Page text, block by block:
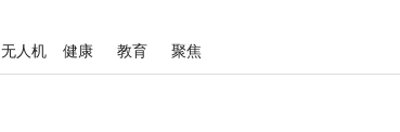
无人机 健康 教育 聚焦